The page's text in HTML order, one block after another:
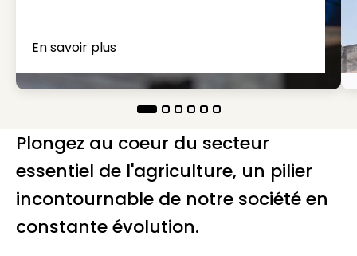
En savoir plus
Plongez au coeur du secteur
essentiel de l'agriculture, un pilier
incontournable de notre société en
constante évolution.